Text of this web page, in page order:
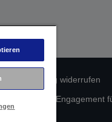
Vertrag widerrufen
Epson Engagement